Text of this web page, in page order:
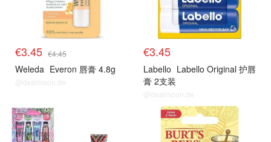
€3.45 €4.45
Weleda Everon 唇膏 4.8g
@dealmoon.de
€3.45
Labello Labello Original 护唇
膏 2支装
@dealmoon.de